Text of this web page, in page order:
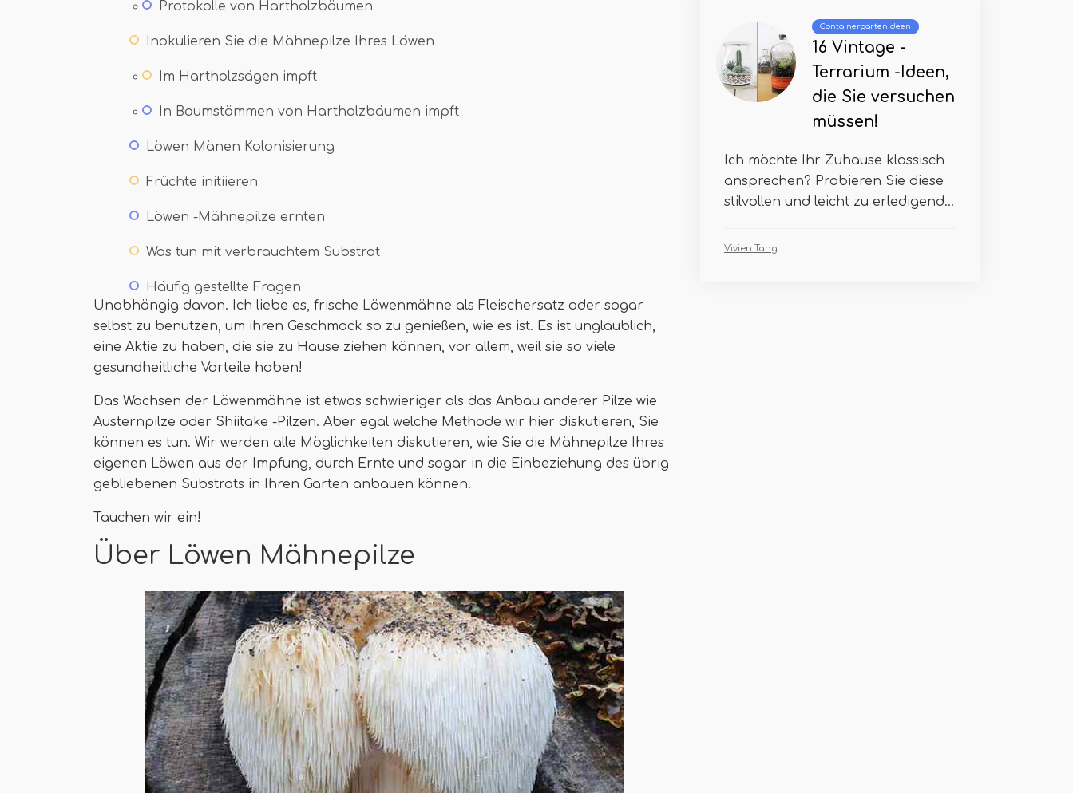
Protokolle von Hartholzbäumen
Inokulieren Sie die Mähnepilze Ihres Löwen
Im Hartholzsägen impft
In Baumstämmen von Hartholzbäumen impft
Löwen Mänen Kolonisierung
Früchte initiieren
Löwen -Mähnepilze ernten
Was tun mit verbrauchtem Substrat
Häufig gestellte Fragen
Unabhängig davon. Ich liebe es, frische Löwenmähne als Fleischersatz oder sogar
selbst zu benutzen, um ihren Geschmack so zu genießen, wie es ist. Es ist unglaublich,
eine Aktie zu haben, die sie zu Hause ziehen können, vor allem, weil sie so viele
gesundheitliche Vorteile haben!
Das Wachsen der Löwenmähne ist etwas schwieriger als das Anbau anderer Pilze wie
Austernpilze oder Shiitake -Pilzen. Aber egal welche Methode wir hier diskutieren, Sie
können es tun. Wir werden alle Möglichkeiten diskutieren, wie Sie die Mähnepilze Ihres
eigenen Löwen aus der Impfung, durch Ernte und sogar in die Einbeziehung des übrig
gebliebenen Substrats in Ihren Garten anbauen können.
Tauchen wir ein!
Über Löwen Mähnepilze
Containergartenideen
16 Vintage -
Terrarium -Ideen,
die Sie versuchen
müssen!
Ich möchte Ihr Zuhause klassisch
ansprechen? Probieren Sie diese
stilvollen und leicht zu erledigend...
Vivien Tang